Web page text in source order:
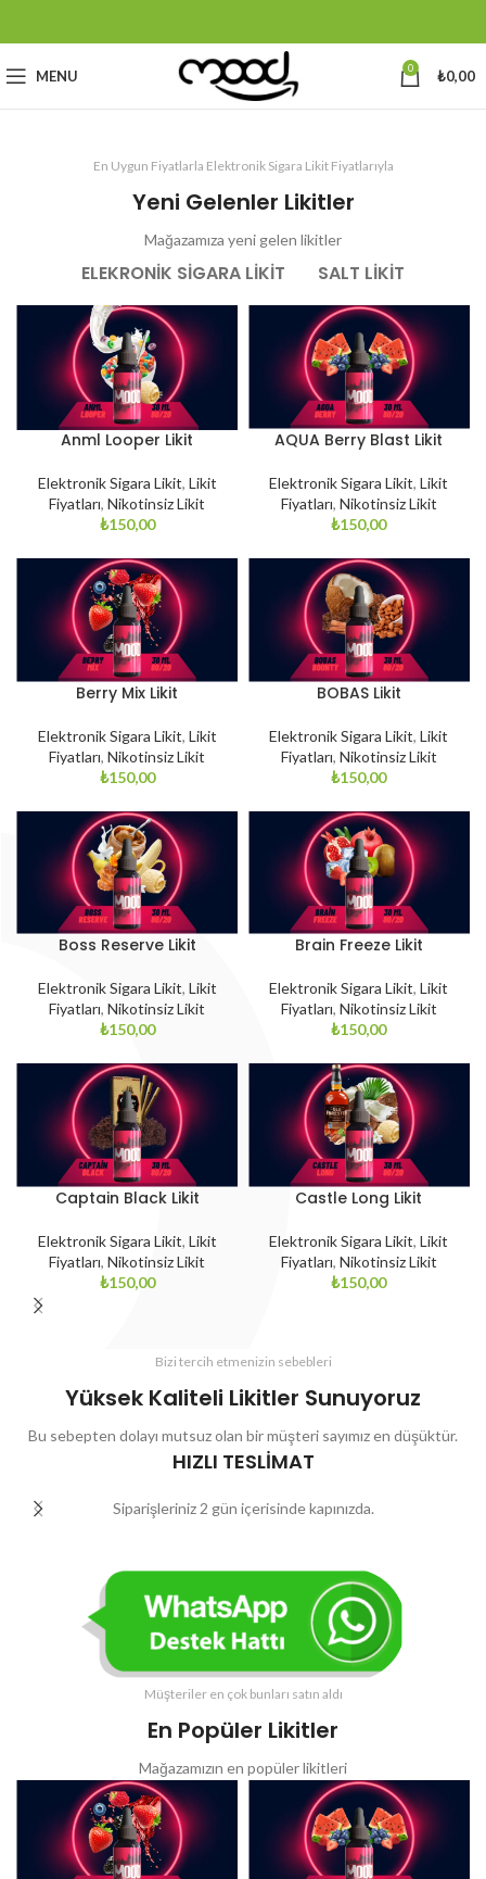
MENU 0 ₺0,00
En Uygun Fiyatlarla Elektronik Sigara Likit Fiyatlarıyla
Yeni Gelenler Likitler
Mağazamıza yeni gelen likitler
ELEKRONIK SIGARA LIKIT SALT LIKIT
Anml Looper Likit
Elektronik Sigara Likit, Likit
Fiyatları, Nikotinsiz Likit
₺150,00
AQUA Berry Blast Likit
Elektronik Sigara Likit,Likit
Fiyatları, Nikotinsiz Likit
₺150,00
Berry Mix Likit
Elektronik Sigara Likit, Likit
Fiyatları, Nikotinsiz Likit
₺150,00
BOBAS Likit
Elektronik Sigara Likit,Likit
Fiyatları, Nikotinsiz Likit
₺150,00
Boss Reserve Likit
Elektronik Sigara Likit, Likit
Fiyatları, Nikotinsiz Likit
₺150,00
Brain Freeze Likit
Elektronik Sigara Likit,Likit
Fiyatları, Nikotinsiz Likit
₺150,00
Captain Black Likit
Elektronik Sigara Likit, Likit
Fiyatları, Nikotinsiz Likit
₺150,00
Castle Long Likit
Elektronik Sigara Likit,Likit
Fiyatları, Nikotinsiz Likit
₺150,00
Bizi tercih etmenizin sebebleri​
Yüksek Kaliteli Likitler Sunuyoruz​
Bu sebepten dolayı mutsuz olan bir müşteri sayımız en düşüktür.
HIZLI TESLİMAT
Siparişleriniz 2 gün içerisinde kapınızda.
Müşteriler en çok bunları satın aldı
En Popüler Likitler
Mağazamızın en popüler likitleri